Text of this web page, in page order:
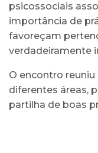
psicossociais
importância de
favoreçam
verdadeiramente
O encontro
diferentes áreas,
partilha de boas